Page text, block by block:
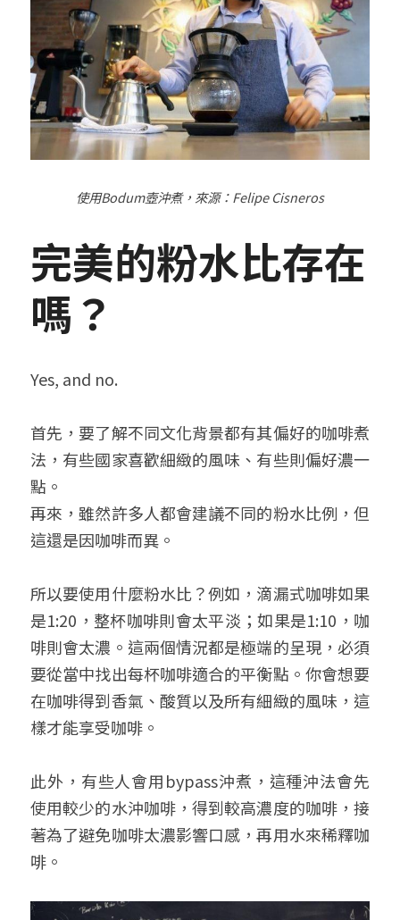
使用Bodum壺沖煮，來源：Felipe Cisneros
完美的粉水比存在
嗎？
Yes, and no.
首先，要了解不同文化背景都有其偏好的咖啡煮
法，有些國家喜歡細緻的風味、有些則偏好濃一
點。
再來，雖然許多人都會建議不同的粉水比例，但
這還是因咖啡而異。
所以要使用什麼粉水比？例如，滴漏式咖啡如果
是1:20，整杯咖啡則會太平淡；如果是1:10，咖
啡則會太濃。這兩個情況都是極端的呈現，必須
要從當中找出每杯咖啡適合的平衡點。你會想要
在咖啡得到香氣、酸質以及所有細緻的風味，這
樣才能享受咖啡。
此外，有些人會用bypass沖煮，這種沖法會先
使用較少的水沖咖啡，得到較高濃度的咖啡，接
著為了避免咖啡太濃影響口感，再用水來稀釋咖
啡。